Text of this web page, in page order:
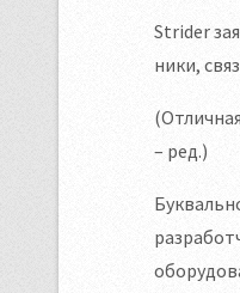
Strider
ники,
– ред.)